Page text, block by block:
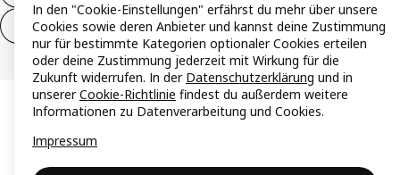
Widerrufsrecht ausüben (Services)
In den "Cookie-Einstellungen" erfährst du mehr über unsere
Cookies sowie deren Anbieter und kannst deine Zustimmung
nur für bestimmte Kategorien optionaler Cookies erteilen
oder deine Zustimmung jederzeit mit Wirkung für die
Zukunft widerrufen. In der Datenschutzerklärung und in
unsererCookie-Richtlinie findest du außerdem weitere
Informationen zu Datenverarbeitung und Cookies.
Impressum